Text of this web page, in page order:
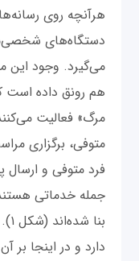
هرآنچه روی
دستگاه‌های
می‌گیرد. وجود این
هم رونق داده است
مرگ» فعالیت
متوفی، برگزاری
فرد متوفی و ارسال
جمله خدماتی هستند
دارد و در اینجا